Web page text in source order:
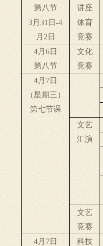
第八节
讲座
3月31 日-4
月 2 日
体育
竞赛
4月 6日
第八节
文化
竞赛
4月 7日
（星期三）
第七节课
文艺
汇演
文艺
竞赛
4月 7日
科技